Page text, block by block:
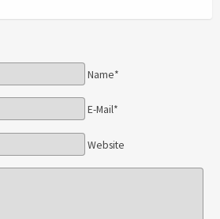
Name*
E-Mail*
Website